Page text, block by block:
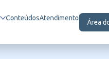
ConteúdosAtendimento
Área